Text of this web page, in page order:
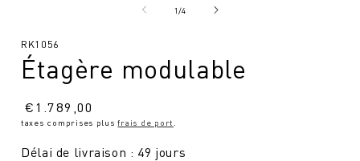
modal
1/de4
SKU
RK1056
Étagère modulable
Prix
normal
€1.789,00
taxes comprises plusfrais de port
Délai de livraison : 49 jours